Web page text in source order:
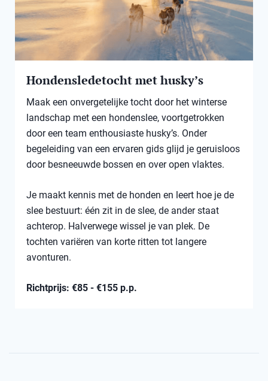
Hondensledetocht met husky’s
Maak een onvergetelijke tocht door het winterse
landschap met een hondenslee, voortgetrokken
door een team enthousiaste husky’s. Onder
begeleiding van een ervaren gids glijd je geruisloos
door besneeuwde bossen en over open vlaktes.
Je maakt kennis met de honden en leert hoe je de
slee bestuurt: één zit in de slee, de ander staat
achterop. Halverwege wissel je van plek. De
tochten variëren van korte ritten tot langere
avonturen.
Richtprijs: €85 - €155 p.p.